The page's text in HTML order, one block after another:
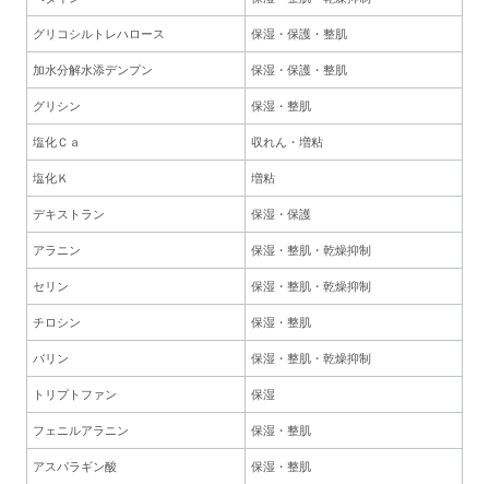
グリコシルトレハロース 保湿・保護・整肌
加水分解水添デンプン 保湿・保護・整肌
グリシン 保湿・整肌
塩化Ｃａ 収れん・増粘
塩化Ｋ 増粘
デキストラン 保湿・保護
アラニン 保湿・整肌・乾燥抑制
セリン 保湿・整肌・乾燥抑制
チロシン 保湿・整肌
バリン 保湿・整肌・乾燥抑制
トリプトファン 保湿
フェニルアラニン 保湿・整肌
アスパラギン酸 保湿・整肌